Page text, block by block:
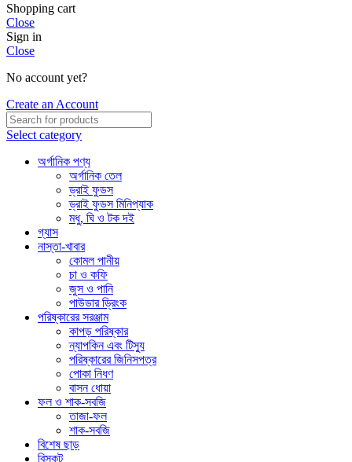
Shopping cart
Close
Sign in
Close
No account yet?
Create an Account
Select category
অর্গানিক পণ্য
অর্গানিক তেল
ড্রাই ফুডস
ড্রাই ফুডস মিনিপ্যাক
মধু, ঘি ও টক দই
গ্যাস
নাস্তা-খাবার
কোমল পানীয়
চা ও কফি
জুস ও পানি
পাউডার ড্রিংক
পরিষ্কারের সরঞ্জাম
কাপড় পরিষ্কার
ন্যাপকিন এবং টিস্যু
পরিষ্কারের জিনিসপত্র
পোকা নিধণ
বাসন ধোয়া
ফল ও শাক-সবজি
তাজা-ফল
শাক-সবজি
বিশেষ ছাড়
বিস্কুট